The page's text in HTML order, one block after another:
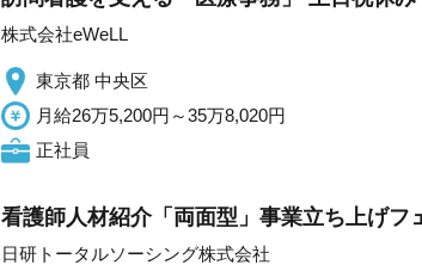
株式会社eWeLL
東京都 中央区
月給26万5,200円～35万8,020円
正社員
看護師人材紹介「両面型」事業立ち上げフ
日研トータルソーシング株式会社